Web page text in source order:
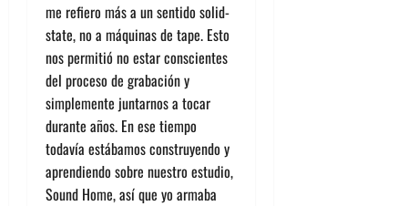
me refiero más a un sentido solid-
state, no a máquinas de tape. Esto
nos permitió no estar conscientes
del proceso de grabación y
simplemente juntarnos a tocar
durante años. En ese tiempo
todavía estábamos construyendo y
aprendiendo sobre nuestro estudio,
Sound Home, así que yo armaba